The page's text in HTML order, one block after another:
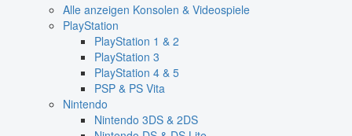
Alle anzeigen Konsolen & Videospiele
PlayStation
PlayStation 1 & 2
PlayStation 3
PlayStation 4 & 5
PSP & PS Vita
Nintendo
Nintendo 3DS & 2DS